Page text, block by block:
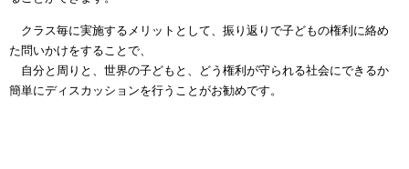
クラス毎に実施するメリットとして、振り返りで子どもの権利に絡め
た問いかけをすることで、
自分と周りと、世界の子どもと、どう権利が守られる社会にできるか
簡単にディスカッションを行うことがお勧めです。